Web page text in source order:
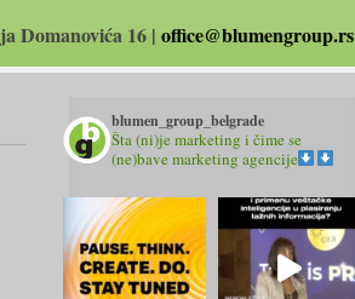
Domanovića 16 | office@blumengroup.rs
blumen_group_belgrade
Šta (ni)je marketing i čime se
(ne)bave marketing agencije